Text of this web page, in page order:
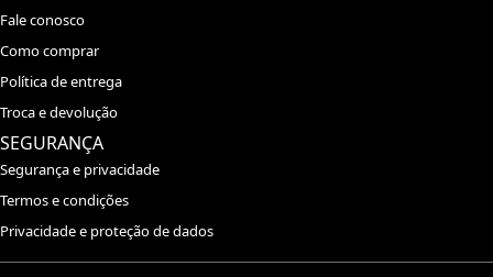
Fale conosco
Como comprar
Política de entrega
Troca e devolução
SEGURANÇA
Segurança e privacidade
Termos e condições
Privacidade e proteção de dados